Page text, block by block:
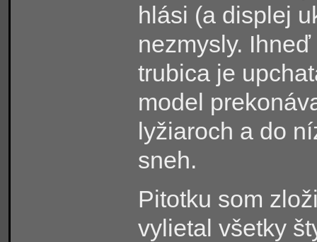
hlási (a displej
nezmysly.
trubica je
model
lyžiaroch a do
sneh.
Pitotku som
vylietal všetky